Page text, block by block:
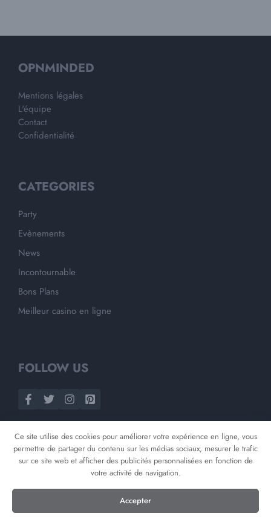
OPNMINDED
Mentions légales
L'équipe
Contact
Confidentialité
CATEGORIES
Party
Evènements
News
Incontournable
Bons Plans
Meilleur casino en ligne
FOLLOW US
©2026Opnminded
Ce site utilise des cookies pour améliorer votre expérience en ligne, vous
permettre de partager du contenu sur les médias sociaux, mesurer le trafic
sur ce site web et afficher des publicités personnalisées en fonction de
votre activité de navigation.
Accepter